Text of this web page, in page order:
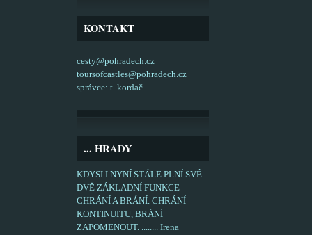
KONTAKT
cesty@pohradech.cz
toursofcastles@pohradech.cz
správce: t. kordač
... HRADY
KDYSI I NYNÍ STÁLE PLNÍ SVÉ
DVĚ ZÁKLADNÍ FUNKCE -
CHRÁNÍ A BRÁNÍ. CHRÁNÍ
KONTINUITU, BRÁNÍ
ZAPOMENOUT. ........ Irena